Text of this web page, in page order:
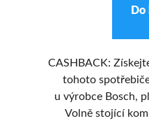
Do
CASHBACK:
tohoto
u výrobce Bosch,
Volně stojící